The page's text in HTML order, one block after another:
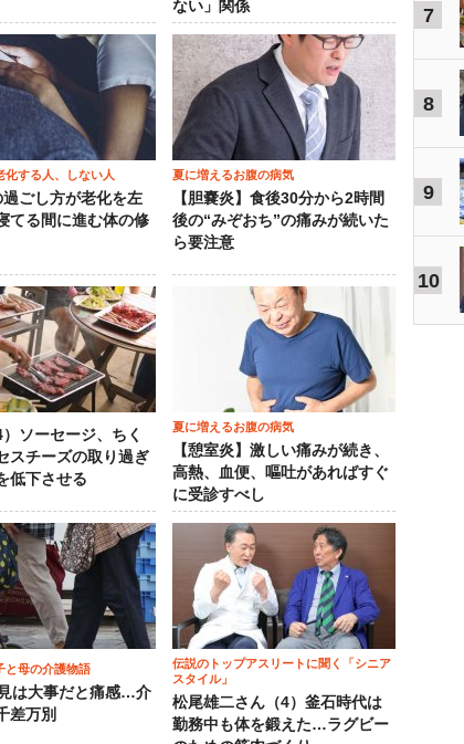
ない」関係
化する人、しない人
過ごし方が老化を左
てる間に進む体の修
夏に増えるお腹の病気
【胆嚢炎】食後30分から2時間
後の“みぞおち”の痛みが続いた
ら要注意
ソーセージ、ちく
スチーズの取り過ぎ
低下させる
夏に増えるお腹の病気
【憩室炎】激しい痛みが続き、
高熱、血便、嘔吐があればすぐ
に受診すべし
と母の介護物語
見は大事だと痛感…介
差万別
伝説のトップアスリートに聞く「シニア
スタイル」
松尾雄二さん（4）釜石時代は
勤務中も体を鍛えた…ラグビー
7
8
9
10